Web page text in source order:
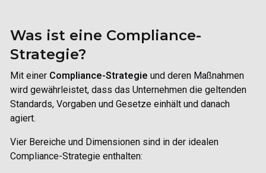
Was ist eine Compliance-
Strategie?
Mit einer Compliance-Strategie und deren Maßnahmen
wird gewährleistet, dass das Unternehmen die geltenden
Standards, Vorgaben und Gesetze einhält und danach
agiert.
Vier Bereiche und Dimensionen sind in der idealen
Compliance-Strategie enthalten: